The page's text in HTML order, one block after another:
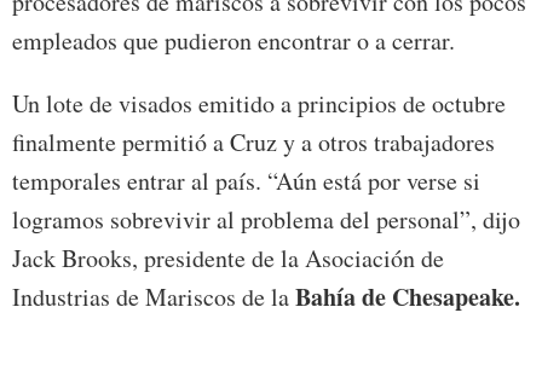
empleados que pudieron encontrar o a cerrar.
Un lote de visados emitido a principios de octubre
finalmente permitió a Cruz y a otros trabajadores
temporales entrar al país. “Aún está por verse si
logramos sobrevivir al problema del personal”, dijo
Jack Brooks, presidente de la Asociación de
Industrias de Mariscos de laBahía de Chesapeake.